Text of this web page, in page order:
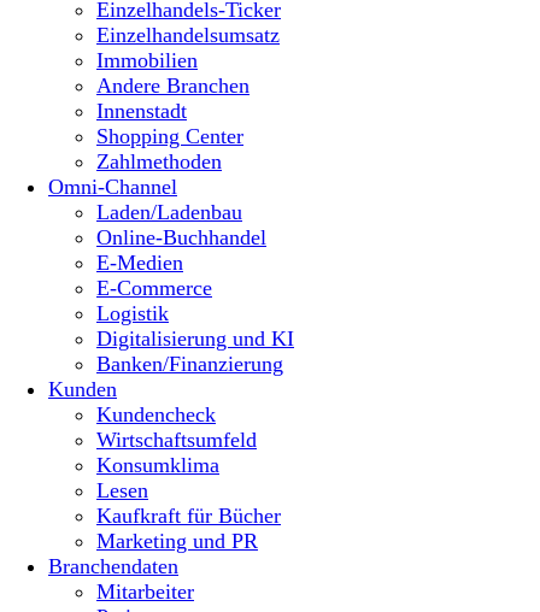
Einzelhandels-Ticker
Einzelhandelsumsatz
Immobilien
Andere Branchen
Innenstadt
Shopping Center
Zahlmethoden
Omni-Channel
Laden/Ladenbau
Online-Buchhandel
E-Medien
E-Commerce
Logistik
Digitalisierung und KI
Banken/Finanzierung
Kunden
Kundencheck
Wirtschaftsumfeld
Konsumklima
Lesen
Kaufkraft für Bücher
Marketing und PR
Branchendaten
Mitarbeiter